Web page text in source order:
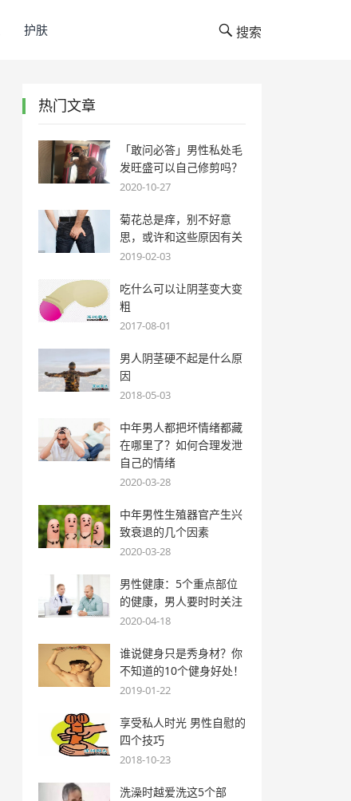
护肤 搜索
热门文章
「敢问必答」男性私处毛
发旺盛可以自己修剪吗？
2020-10-27
菊花总是痒，别不好意
思，或许和这些原因有关
2019-02-03
吃什么可以让阴茎变大变
粗
2017-08-01
男人阴茎硬不起是什么原
因
2018-05-03
中年男人都把坏情绪都藏
在哪里了？如何合理发泄
自己的情绪
2020-03-28
中年男性生殖器官产生兴
致衰退的几个因素
2020-03-28
男性健康：5个重点部位
的健康，男人要时时关注
2020-04-18
谁说健身只是秀身材？你
不知道的10个健身好处！
2019-01-22
享受私人时光 男性自慰的
四个技巧
2018-10-23
洗澡时越爱洗这5个部